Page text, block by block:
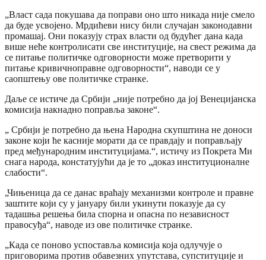
„Власт сада покушава да поправи оно што никада није смело
да буде усвојено. Мрдићеви нису били случајан законодавни
промашај. Они показују страх власти од будућег дана када
више неће контролисати све институције, на свест режима да
се питање политичке одговорности може претворити у
питање кривичноправне одговорности“, наводи се у
саопштењу ове политичке странке.
Даље се истиче да Србији „није потребно да јој Венецијанска
комисија накнадно поправља законе“.
„ Србији је потребно да њена Народна скупштина не доноси
законе који ће касније морати да се правдају и поправљају
пред међународним институцијама.“, истичу из Покрета Ми
снага народа, констатујући да је то „доказ институционалне
слабости“.
„Чињеница да се данас враћају механизми контроле и правне
заштите који су у јануару били укинути показује да су
тадашња решења била спорна и опасна по независност
правосуђа“, наводе из ове политичке странке.
„Када се поново успоставља комисија која одлучује о
приговорима против обавезних упутстава, супституције и